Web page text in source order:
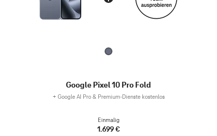
Google Pixel 10 Pro Fold
+ Google AI Pro & Premium-Dienste kostenlos
Einmalig
1.699 €